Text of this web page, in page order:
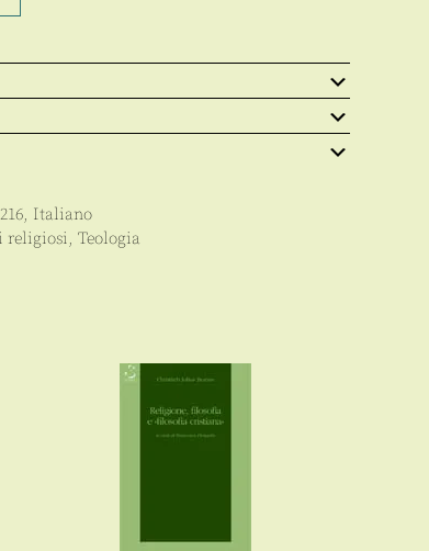
216, Italiano
religiosi, Teologia